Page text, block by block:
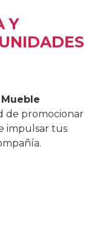
Y
Mueble
de promocionar
impulsar tus